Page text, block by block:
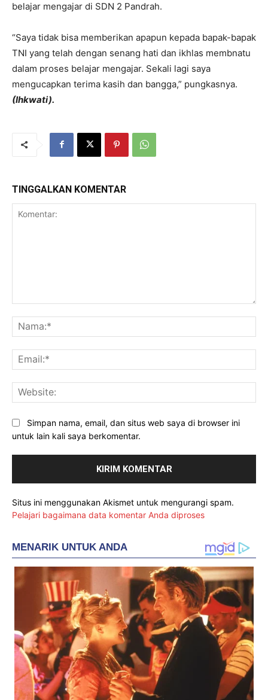
belajar mengajar di SDN 2 Pandrah.
“Saya tidak bisa memberikan apapun kepada bapak-bapak
TNI yang telah dengan senang hati dan ikhlas membnatu
dalam proses belajar mengajar. Sekali lagi saya
mengucapkan terima kasih dan bangga,” pungkasnya.
(Ihkwati).
TINGGALKAN KOMENTAR
Simpan nama, email, dan situs web saya di browser ini
untuk lain kali saya berkomentar.
Situs ini menggunakan Akismet untuk mengurangi spam.
Pelajari bagaimana data komentar Anda diproses